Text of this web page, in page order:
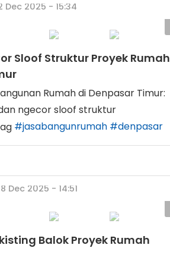
Dec 2025 - 15:34
Sloof Struktur Proyek Rumah
Rumah di Denpasar Timur:
ngecor sloof struktur
#jasabangunrumah #denpasar
Dec 2025 - 14:51
Balok Proyek Rumah